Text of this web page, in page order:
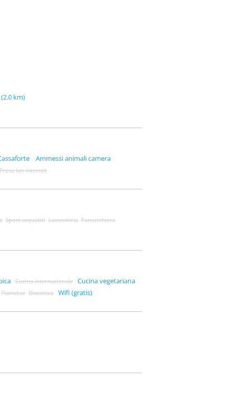
km)
Ammessi animali camera
Presa lan internet
Sport acquatici Lavanderia Parrucchiera
Cucina internazionale Cucina vegetariana
Pianobar Discoteca Wifi (gratis)